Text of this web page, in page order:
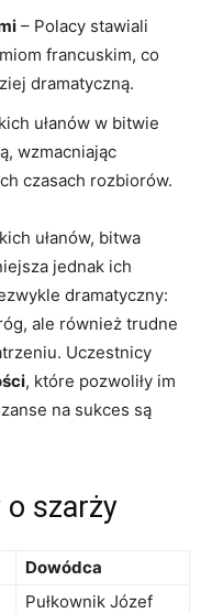
– Polacy stawiali
francuskim, co⁢
dramatyczną.
ułanów w bitwie
wzmacniając
czasach rozbiorów.
ułanów, bitwa
⁢jednak ich
dramatyczny:
ale‌ również⁣ trudne
Uczestnicy
, które pozwoliły im
na sukces są
o szarży
Dowódca
Pułkownik​ Józef